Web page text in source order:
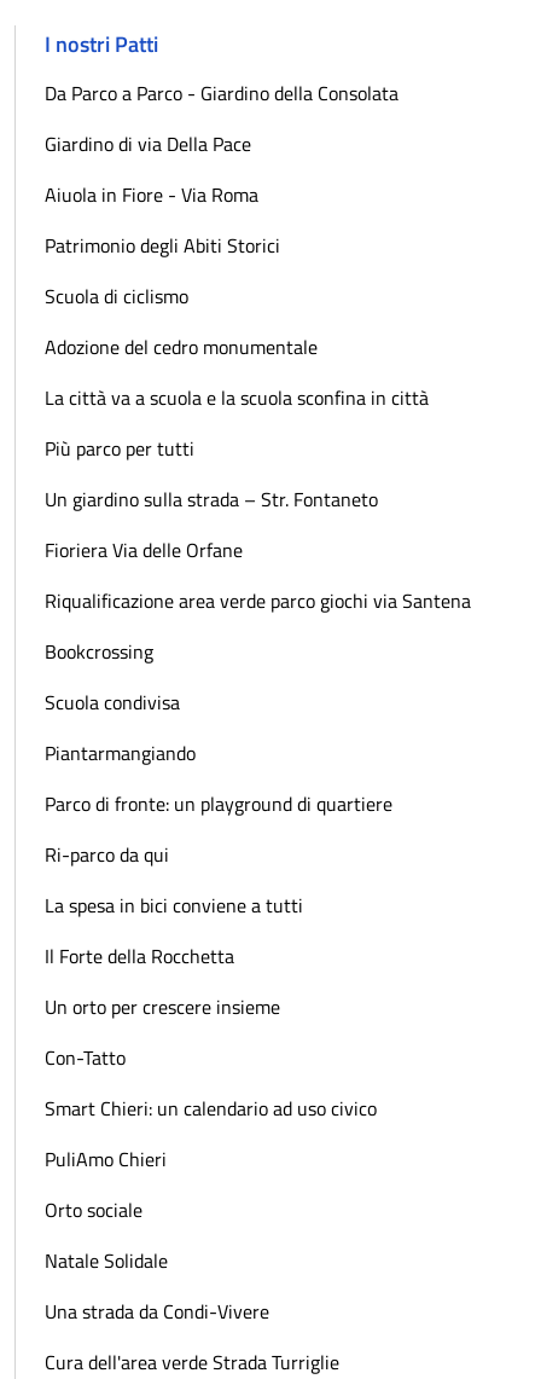
I nostri Patti
Da Parco a Parco - Giardino della Consolata
Giardino di via Della Pace
Aiuola in Fiore - Via Roma
Patrimonio degli Abiti Storici
Scuola di ciclismo
Adozione del cedro monumentale
La città va a scuola e la scuola sconfina in città
Più parco per tutti
Un giardino sulla strada – Str. Fontaneto
Fioriera Via delle Orfane
Riqualificazione area verde parco giochi via Santena
Bookcrossing
Scuola condivisa
Piantarmangiando
Parco di fronte: un playground di quartiere
Ri-parco da qui
La spesa in bici conviene a tutti
Il Forte della Rocchetta
Un orto per crescere insieme
Con-Tatto
Smart Chieri: un calendario ad uso civico
PuliAmo Chieri
Orto sociale
Natale Solidale
Una strada da Condi-Vivere
Cura dell'area verde Strada Turriglie